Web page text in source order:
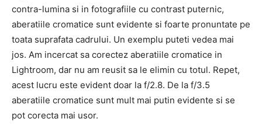
contra-lumina si in fotografiile cu contrast puternic,
aberatiile cromatice sunt evidente si foarte pronuntate pe
toata suprafata cadrului. Un exemplu puteti vedea mai
jos. Am incercat sa corectez aberatiile cromatice in
Lightroom, dar nu am reusit sa le elimin cu totul. Repet,
acest lucru este evident doar la f/2.8. De la f/3.5
aberatiile cromatice sunt mult mai putin evidente si se
pot corecta mai usor.